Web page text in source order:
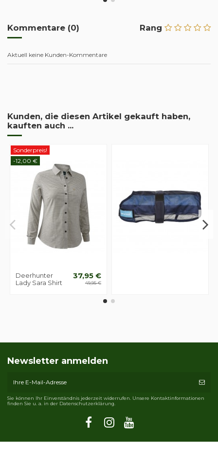
Rang
Kommentare (0)
Aktuell keine Kunden-Kommentare
Kunden, die diesen Artikel gekauft haben,
kauften auch ...
Sonderpreis!
-12,00 €
Deerhunter
Lady Sara Shirt
37,95 €
49,95 €
Newsletter anmelden
Sie können Ihr Einverständnis jederzeit widerrufen. Unsere Kontaktinformationen
finden Sie u. a. in der Datenschutzerklärung.